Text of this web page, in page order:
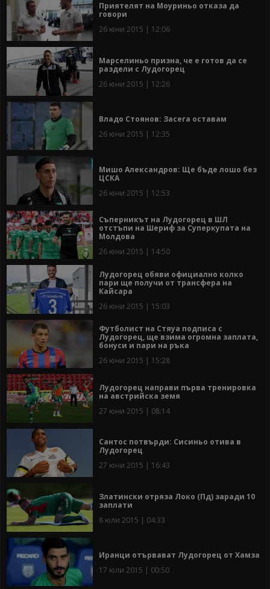
Приятелят на Моуриньо отказа да
говори
26 юни 2015 | 12:06
Марселиньо призна, че е готов да се
раздели с Лудогорец
26 юни 2015 | 12:26
Владо Стоянов: Засега оставам
26 юни 2015 | 12:35
Мишо Александров: Ще бъде лошо без
ЦСКА
26 юни 2015 | 12:53
Съперникът на Лудогорец в ШЛ
отстъпи на Шериф за Суперкупата на
Молдова
26 юни 2015 | 14:50
Лудогорец обяви официално колко
пари ще получи от трансфера на
Кайсара
26 юни 2015 | 15:03
Футболист на Стяуа подписа с
Лудогорец, ще взима огромна заплата,
бонуси и пари на ръка
26 юни 2015 | 15:28
Лудогорец направи първа тренировка
на австрийска земя
27 юни 2015 | 08:14
Сантос потвърди: Сисиньо отива в
Лудогорец
27 юни 2015 | 16:43
Златински отряза Локо (Пд) заради 10
заплати
8 юли 2015 | 04:33
Иранци отървават Лудогорец от Хамза
17 юли 2015 | 00:50